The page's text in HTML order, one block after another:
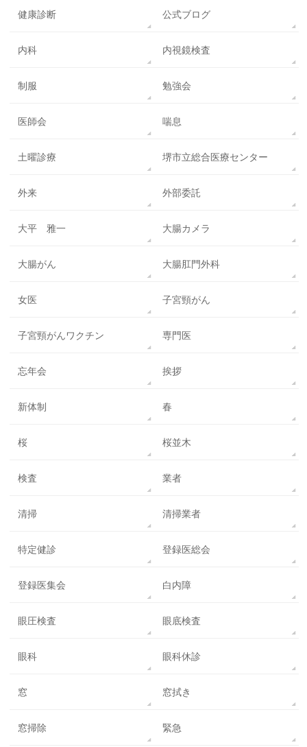
健康診断 公式ブログ
内科 内視鏡検査
制服 勉強会
医師会 喘息
土曜診療 堺市立総合医療センター
外来 外部委託
大平 雅一 大腸カメラ
大腸がん 大腸肛門外科
女医 子宮頸がん
子宮頸がんワクチン 専門医
忘年会 挨拶
新体制 春
桜 桜並木
検査 業者
清掃 清掃業者
特定健診 登録医総会
登録医集会 白内障
眼圧検査 眼底検査
眼科 眼科休診
窓 窓拭き
窓掃除 緊急